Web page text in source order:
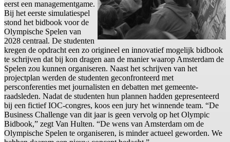
eerst een managementgame.
Bij het eerste simulatiespel
stond het bidbook voor de
Olympische Spelen van
2028 centraal. De studenten
kregen de opdracht een zo origineel en innovatief mogelijk bidbook
te schrijven dat bij kon dragen aan de manier waarop Amsterdam de
Spelen zou kunnen organiseren. Naast het schrijven van het
projectplan werden de studenten geconfronteerd met
persconferenties met journalisten en debatten met gemeente-
raadsleden. Nadat de studenten hun plannen hadden gepresenteerd
bij een fictief IOC-congres, koos een jury het winnende team. “De
Business Challenge van dit jaar is geen vervolg op het Olympic
Bidbook,” zegt Van Hulten. “De wens van Amsterdam om de
Olympische Spelen te organiseren, is minder actueel geworden. We